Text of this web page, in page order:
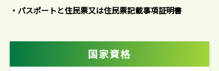
・パスポートと住民票又は住民票記載事項証明書
国家資格